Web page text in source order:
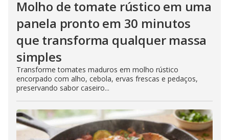
Molho de tomate rústico em uma
panela pronto em 30 minutos
que transforma qualquer massa
simples
Transforme tomates maduros em molho rústico
encorpado com alho, cebola, ervas frescas e pedaços,
preservando sabor caseiro...